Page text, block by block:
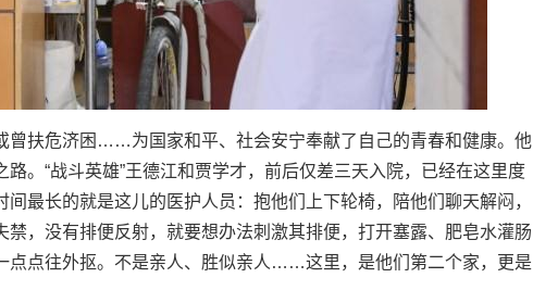
曾扶危济困……为国家和平、社会安宁奉献了自己的青春和健康。他
。“战斗英雄”王德江和贾学才，前后仅差三天入院，已经在这里度
最长的就是这儿的医护人员：抱他们上下轮椅，陪他们聊天解闷，
，没有排便反射，就要想办法刺激其排便，打开塞露、肥皂水灌肠
点点往外抠。不是亲人、胜似亲人……这里，是他们第二个家，更是